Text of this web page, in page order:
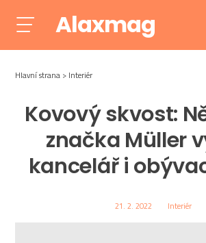
Alaxmag
Hlavní strana Interiér
Kovový skvost:
značka Müller
kancelář i
21. 2. 2022 Interiér